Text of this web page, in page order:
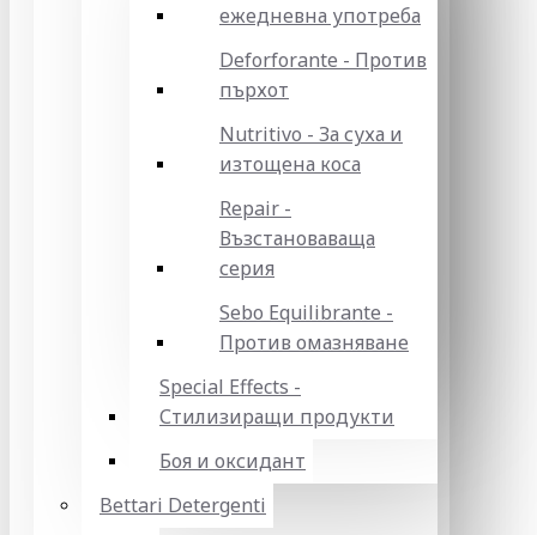
ежедневна употреба
Deforforante - Против
пърхот
Nutritivo - За суха и
изтощена коса
Repair -
Възстановаваща
серия
Sebo Equilibrante -
Против омазняване
Special Effects -
Стилизиращи продукти
Боя и оксидант
Bettari Detergenti